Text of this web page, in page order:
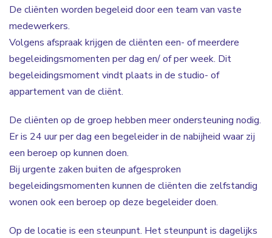
De cliënten worden begeleid door een team van vaste
medewerkers.
Volgens afspraak krijgen de cliënten een- of meerdere
begeleidingsmomenten per dag en/ of per week. Dit
begeleidingsmoment vindt plaats in de studio- of
appartement van de cliënt.
De cliënten op de groep hebben meer ondersteuning nodig.
Er is 24 uur per dag een begeleider in de nabijheid waar zij
een beroep op kunnen doen.
Bij urgente zaken buiten de afgesproken
begeleidingsmomenten kunnen de cliënten die zelfstandig
wonen ook een beroep op deze begeleider doen.
Op de locatie is een steunpunt. Het steunpunt is dagelijks